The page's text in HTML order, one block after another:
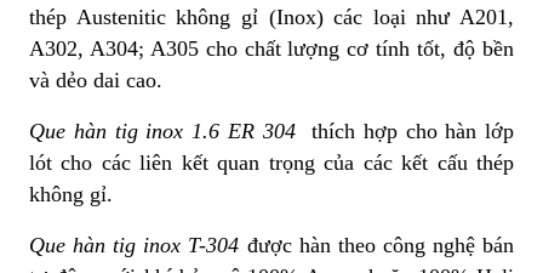
thép Austenitic không gỉ (Inox) các loại như A201,
A302, A304; A305 cho chất lượng cơ tính tốt, độ bền
và dẻo dai cao.
Que hàn tig inox 1.6 ER 304thích hợp cho hàn lớp
lót cho các liên kết quan trọng của các kết cấu thép
không gỉ.
Que hàn tig inox T-304 được hàn theo công nghệ bán